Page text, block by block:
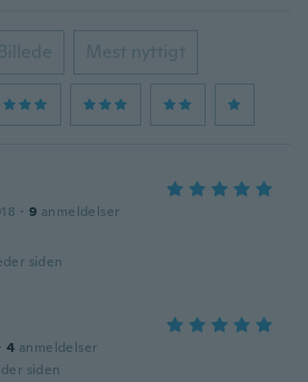
Billede Mest nyttigt
· 9 anmeldelser
siden
· 4 anmeldelser
siden